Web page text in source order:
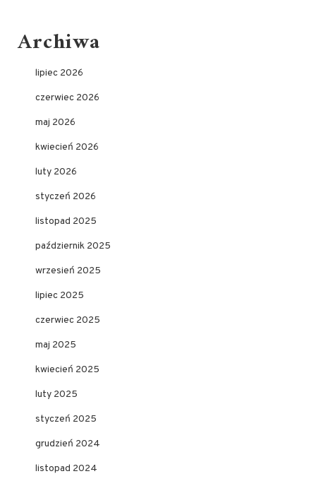
Archiwa
lipiec 2026
czerwiec 2026
maj 2026
kwiecień 2026
luty 2026
styczeń 2026
listopad 2025
październik 2025
wrzesień 2025
lipiec 2025
czerwiec 2025
maj 2025
kwiecień 2025
luty 2025
styczeń 2025
grudzień 2024
listopad 2024